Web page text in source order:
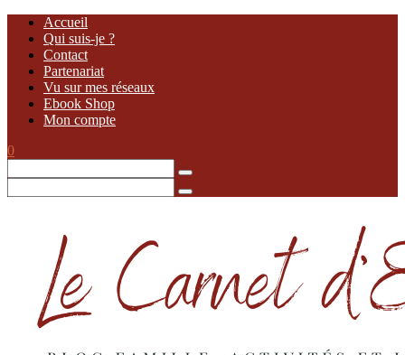
Accueil
Qui suis-je ?
Contact
Partenariat
Vu sur mes réseaux
Ebook Shop
Mon compte
0